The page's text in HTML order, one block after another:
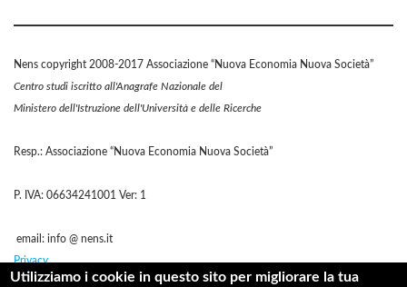
Nens copyright 2008-2017 Associazione “Nuova Economia Nuova Società”
Centro studi iscritto all'Anagrafe Nazionale del
Ministero dell'Istruzione dell'Università e delle Ricerche
Resp.: Associazione “Nuova Economia Nuova Società”
P. IVA: 06634241001 Ver: 1
email: info @ nens.it
Privacy
Cookie Policy
Utilizziamo i cookie in questo sito per migliorare la tua